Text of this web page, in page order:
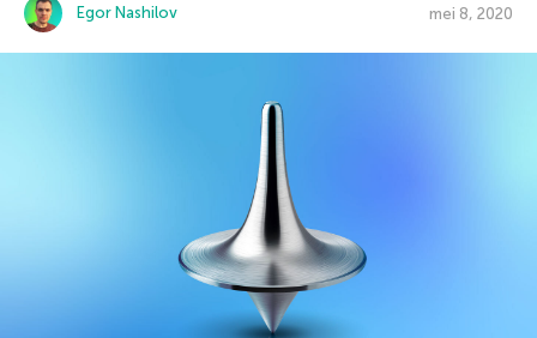
Egor Nashilov mei 8, 2020